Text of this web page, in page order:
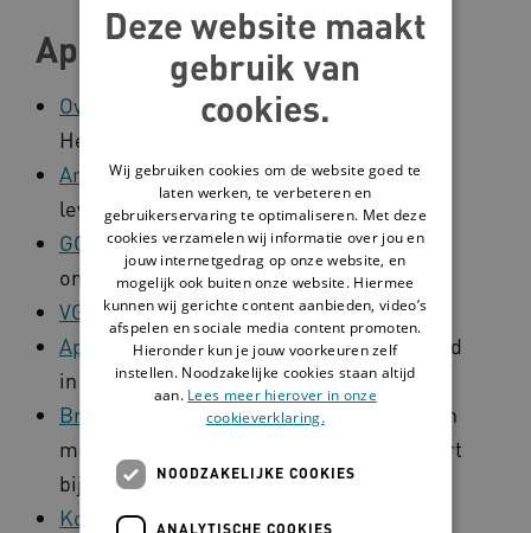
Apps
Overzicht met appsop thema door 's
Heeren Loo
Amerpoort GO-App: app om gezonder te
leven
GGZ Drenthe oefeningen: lekker
ontspannen
VGZ Mindfulness App: lekker ontspannen
App Ongehinderd: brengt toegankelijkheid
in kaart
Breinstraat App: informatie voor jongeren
met hersenletsel en hersenletselpaspoort
bijhouden
KookApp van Humanitas
Deze website maakt
gebruik van
cookies.
Wij gebruiken cookies om de website goed te
laten werken, te verbeteren en
gebruikerservaring te optimaliseren. Met deze
cookies verzamelen wij informatie over jou en
jouw internetgedrag op onze website, en
mogelijk ook buiten onze website. Hiermee
kunnen wij gerichte content aanbieden, video’s
afspelen en sociale media content promoten.
Hieronder kun je jouw voorkeuren zelf
instellen. Noodzakelijke cookies staan altijd
aan. Lees meer hierover in onze
cookieverklaring.
NOODZAKELIJKE COOKIES
ANALYTISCHE COOKIES